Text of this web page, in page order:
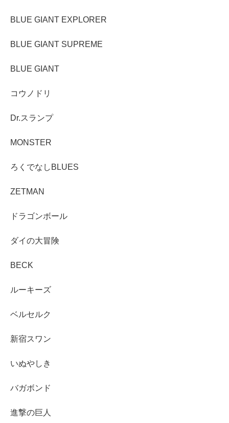
BLUE GIANT EXPLORER
BLUE GIANT SUPREME
BLUE GIANT
コウノドリ
Dr.スランプ
MONSTER
ろくでなしBLUES
ZETMAN
ドラゴンボール
ダイの大冒険
BECK
ルーキーズ
ベルセルク
新宿スワン
いぬやしき
バガボンド
進撃の巨人